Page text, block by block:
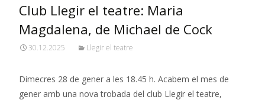
Club Llegir el teatre: Maria
Magdalena, de Michael de Cock
30.12.2025 Llegir el teatre
Dimecres 28 de gener a les 18.45 h. Acabem el mes de
gener amb una nova trobada del club Llegir el teatre,